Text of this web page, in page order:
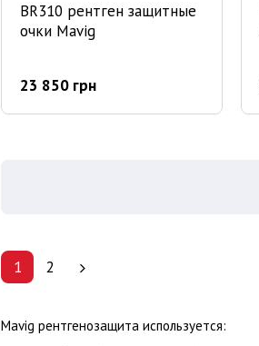
BR310 рентген защитные
очки Mavig
23 850 грн
1 2
Mavig рентгенозащита используется: